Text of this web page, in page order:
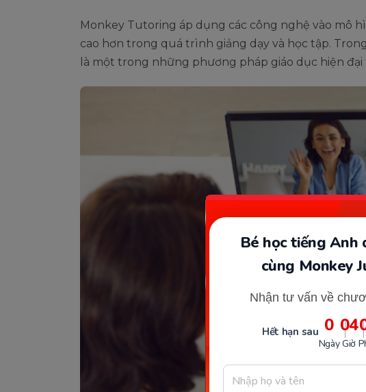
Bé học tiếng Anh
cùng Monkey
Nhận tư vấn về
Hết hạn sau 0
Ngày
04
Giờ
Monkey Tutoring áp dụng các công nghệ vào mô
cao hơn trong quá trình giảng dạy và học tập.
là một trong những phương pháp giáo dục hiện